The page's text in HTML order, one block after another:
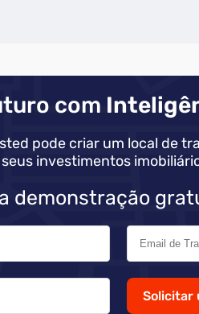
com
pode criar um local de
investimentos
demonstração
Solicitar